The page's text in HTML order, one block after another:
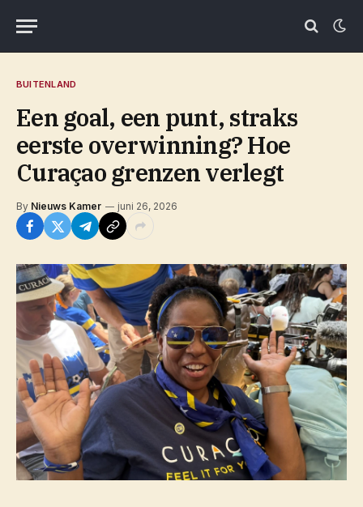
BUITENLAND
Een goal, een punt, straks
eerste overwinning? Hoe
Curaçao grenzen verlegt
By Nieuws Kamer juni 26, 2026